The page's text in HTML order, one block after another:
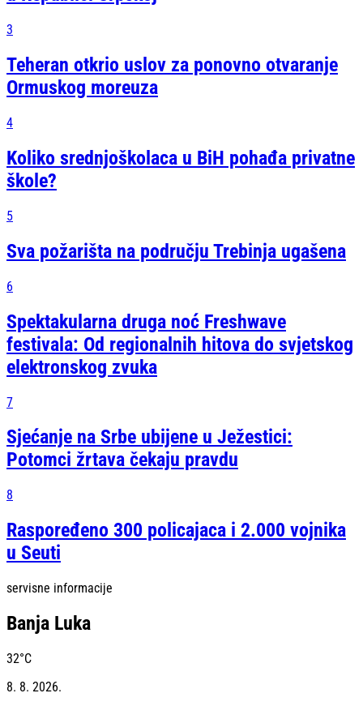
3
Teheran otkrio uslov za ponovno otvaranje
Ormuskog moreuza
4
Koliko srednjoškolaca u BiH pohađa privatne
škole?
5
Sva požarišta na području Trebinja ugašena
6
Spektakularna druga noć Freshwave
festivala: Od regionalnih hitova do svjetskog
elektronskog zvuka
7
Sjećanje na Srbe ubijene u Ježestici:
Potomci žrtava čekaju pravdu
8
Raspoređeno 300 policajaca i 2.000 vojnika
u Seuti
servisne informacije
Banja Luka
32°C
8. 8. 2026.